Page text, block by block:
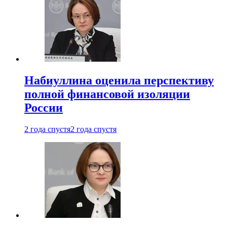
Набиуллина оценила перспективу
полной финансовой изоляции
России
2 года спустя2 года спустя